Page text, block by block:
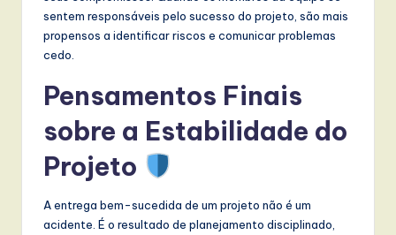
sentem responsáveis pelo sucesso do projeto, são mais
propensos a identificar riscos e comunicar problemas
cedo.
Pensamentos Finais
sobre a Estabilidade do
Projeto
A entrega bem-sucedida de um projeto não é um
acidente. É o resultado de planejamento disciplinado,